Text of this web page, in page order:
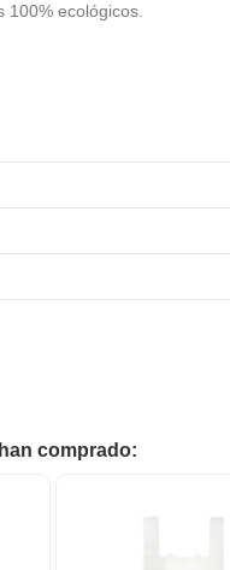
100% ecológicos.
comprado: